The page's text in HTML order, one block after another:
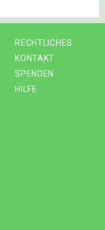
RECHTLICHES
KONTAKT
SPENDEN
HILFE